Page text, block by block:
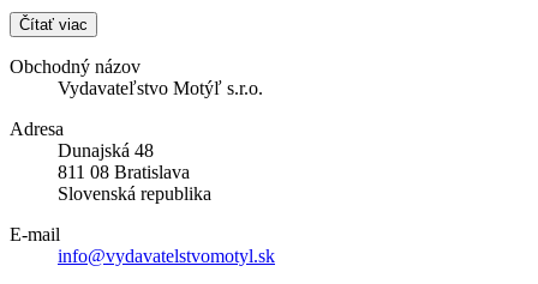
Čítať viac
Obchodný názov
Vydavateľstvo Motýľ s.r.o.
Adresa
Dunajská 48
811 08 Bratislava
Slovenská republika
E-mail
info@vydavatelstvomotyl.sk